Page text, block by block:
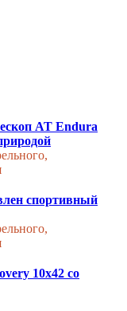
AT Endura
спортивный
10x42 со